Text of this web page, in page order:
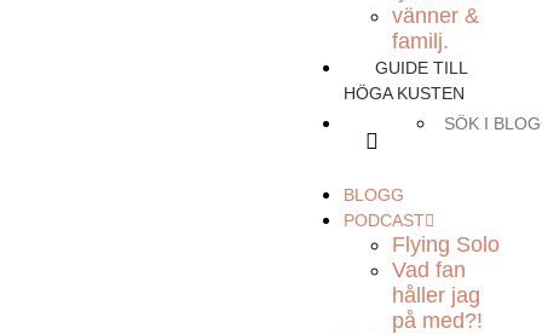
vänner &
familj.
GUIDE TILL
HÖGA KUSTEN
BLOGG
PODCAST
Flying Solo
Vad fan
håller jag
på med?!